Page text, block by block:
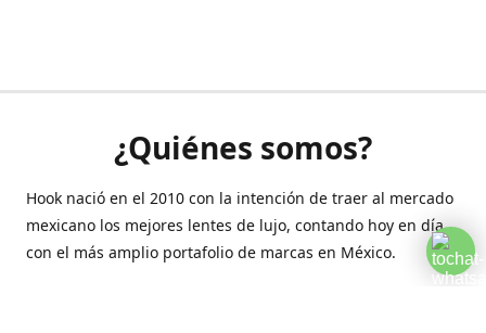
¿Quiénes somos?
Hook nació en el 2010 con la intención de traer al mercado
mexicano los mejores lentes de lujo, contando hoy en día
con el más amplio portafolio de marcas en México.